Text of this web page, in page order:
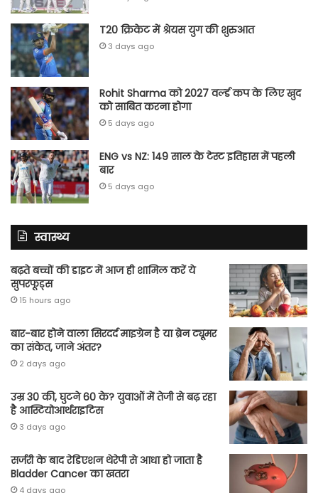
T20 क्रिकेट में श्रेयस युग की शुरुआत
3 days ago
Rohit Sharma को 2027 वर्ल्‍ड कप के लिए खुद
को साबित करना होगा
5 days ago
ENG vs NZ: 149 साल के टेस्‍ट इतिहास में पहली
बार
5 days ago
स्वास्थ्य
बढ़ते बच्चों की डाइट में आज ही शामिल करें ये
सुपरफूड्स
15 hours ago
बार-बार होने वाला सिरदर्द माइग्रेन है या ब्रेन ट्यूमर
का संकेत, जाने अंतर?
2 days ago
उम्र 30 की, घुटने 60 के? युवाओं में तेजी से बढ़ रहा
है आस्टियोआर्थराइटिस
3 days ago
सर्जरी के बाद रेडिएशन थेरेपी से आधा हो जाता है
Bladder Cancer का खतरा
4 days ago